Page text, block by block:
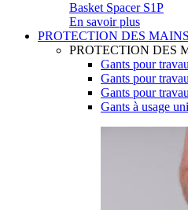
Basket Spacer S1P
En savoir plus
PROTECTION DES MAINS
PROTECTION DES
Gants pour
Gants pour
Gants pour
Gants à usage